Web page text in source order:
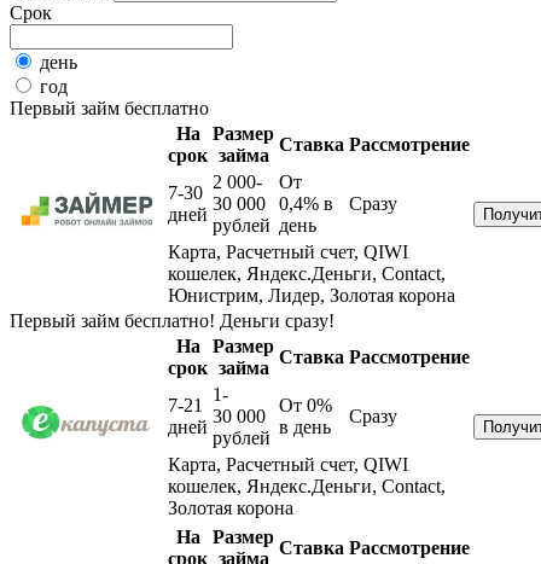
Срок
день
год
Первый займ бесплатно
На
срок
Размер
займа
Ставка Рассмотрение
7-30
дней
2 000-
30 000
рублей
От
0,4% в
день
Сразу
Карта, Расчетный счет, QIWI
кошелек, Яндекс.Деньги, Contact,
Юнистрим, Лидер, Золотая корона
Первый займ бесплатно! Деньги сразу!
На
срок
Размер
займа
Ставка Рассмотрение
7-21
дней
1-
30 000
рублей
От 0%
в день
Сразу
Карта, Расчетный счет, QIWI
кошелек, Яндекс.Деньги, Contact,
Золотая корона
На
срок
Размер
займа
Ставка Рассмотрение